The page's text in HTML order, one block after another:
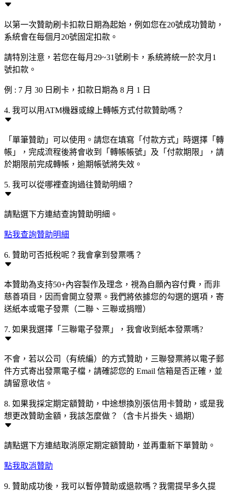
以第一次贊助刷卡扣款日期為起始，例如您在20號成功贊助，
系統會在每個月20號固定扣款。
請特別注意，若您在每月29~31號刷卡，系統將統一於次月1
號扣款。
例 : 7 月 30 日刷卡，扣款日期為 8 月 1 日
4. 我可以用ATM機器或線上轉帳方式付款贊助嗎？
「單筆贊助」可以使用。請您在填寫「付款方式」時選擇「轉
帳」，完成流程後將會收到「轉帳帳號」及「付款期限」，請
於期限前完成轉帳，逾期帳號將失效。
5. 我可以從哪裡查詢過往贊助明細？
請點選下方連結查詢贊助明細。
點我查詢贊助明細
6. 贊助可否抵稅呢？我會拿到發票嗎？
本贊助為支持50+內容製作及理念，視為自願內容付費，而非
慈善項目，因而會開立發票。我們將依據您的勾選的選項，寄
送紙本或電子發票（二聯、三聯或捐贈）
7. 如果我選擇「三聯電子發票」，我會收到紙本發票嗎?
不會，若以公司（有統編）的方式贊助，三聯發票將以電子郵
件方式寄出發票電子檔，請確認您的 Email 信箱是否正確，並
請留意收信。
8. 如果我採定期定額贊助，中途想換別張信用卡贊助，或是我
想更改贊助金額，我該怎麼做？（含卡片掛失、過期）
請點選下方連結取消原定期定額贊助，並再重新下單贊助。
點我取消贊助
9. 贊助成功後，我可以暫停贊助或退款嗎？我需提早多久提